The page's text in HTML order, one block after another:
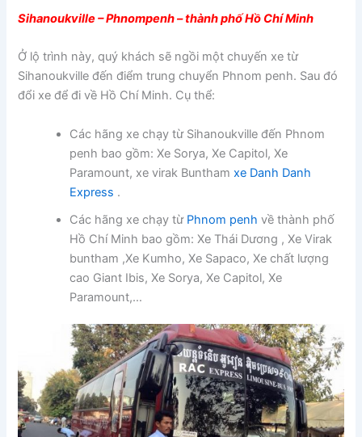
Sihanoukville – Phnompenh – thành phố Hồ Chí Minh
Ở lộ trình này, quý khách sẽ ngồi một chuyến xe từ
Sihanoukville đến điểm trung chuyển Phnom penh. Sau đó
đổi xe để đi về Hồ Chí Minh. Cụ thể:
Các hãng xe chạy từ Sihanoukville đến Phnom
penh bao gồm: Xe Sorya, Xe Capitol, Xe
Paramount, xe virak Buntham xe Danh Danh
Express .
Các hãng xe chạy từ Phnom penh về thành phố
Hồ Chí Minh bao gồm: Xe Thái Dương , Xe Virak
buntham ,Xe Kumho, Xe Sapaco, Xe chất lượng
cao Giant Ibis, Xe Sorya, Xe Capitol, Xe
Paramount,…